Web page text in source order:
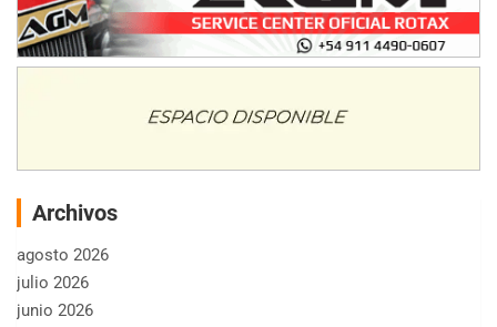
Archivos
agosto 2026
julio 2026
junio 2026